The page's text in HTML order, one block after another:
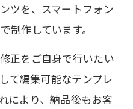
ツを、スマートフォン
制作しています。
正をご自身で行いたい
て編集可能なテンプレ
により、納品後もお客